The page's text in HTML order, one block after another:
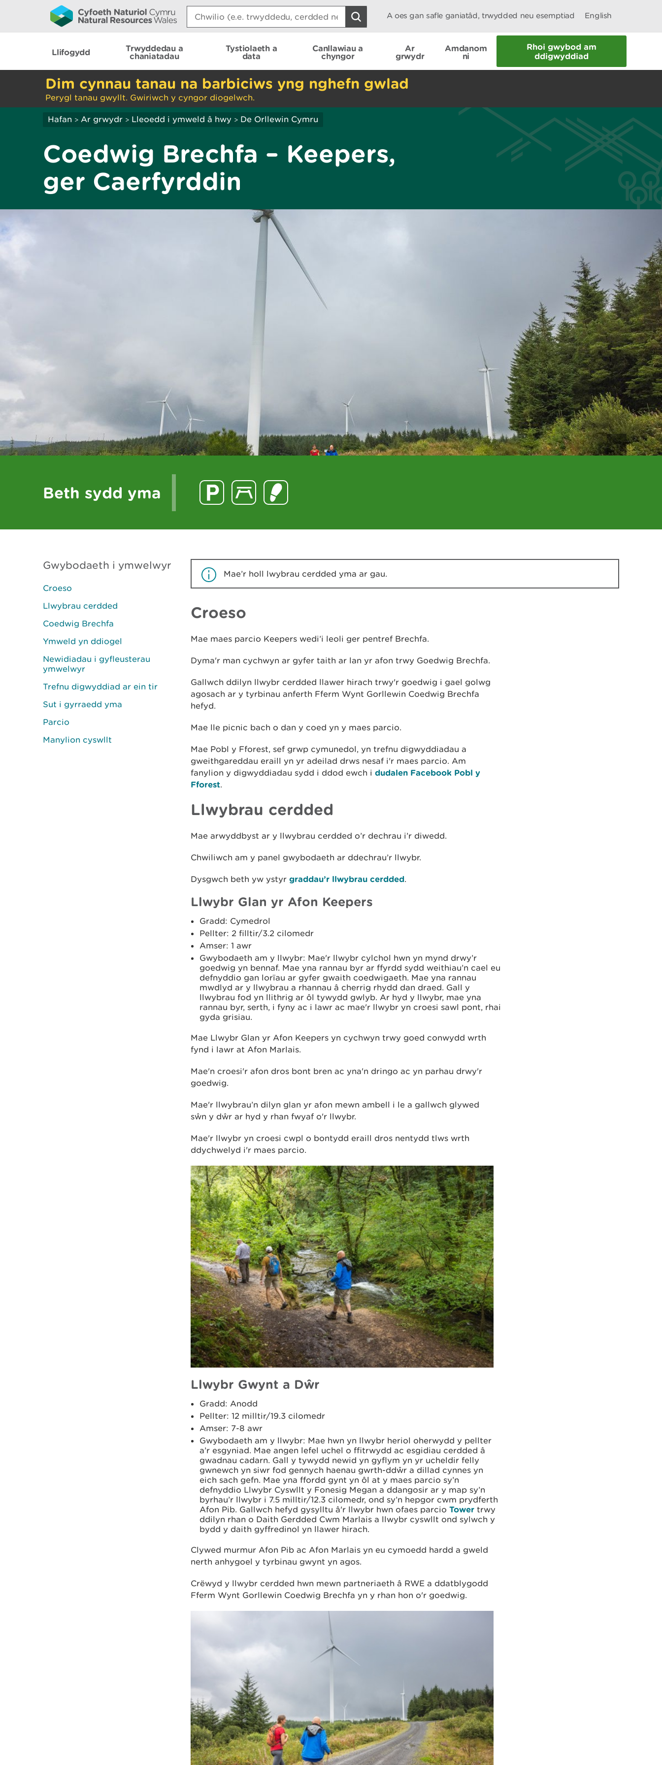
Search:
A oes gan safle ganiatâd, trwydded neu esemptiad English
Llifogydd
Trwyddedau a
chaniatadau
Tystiolaeth a
data
Canllawiau a
chyngor
Ar
grwydr
Amdanom
ni
Rhoi gwybod am
ddigwyddiad
Dim cynnau tanau na barbiciws yng nghefn gwlad
Perygl tanau gwyllt. Gwiriwch y cyngor diogelwch.
Hafan > Ar grwydr > Lleoedd i ymweld â hwy > De Orllewin Cymru
Coedwig Brechfa – Keepers,
ger Caerfyrddin
Beth sydd yma
Gwybodaeth i ymwelwyr
Croeso
Llwybrau cerdded
Coedwig Brechfa
Ymweld yn ddiogel
Newidiadau i gyfleusterau
ymwelwyr
Trefnu digwyddiad ar ein tir
Sut i gyrraedd yma
Parcio
Manylion cyswllt
Mae’r holl lwybrau cerdded yma ar gau.
Croeso
Mae maes parcio Keepers wedi’i leoli ger pentref Brechfa.
Dyma'r man cychwyn ar gyfer taith ar lan yr afon trwy Goedwig Brechfa.
Gallwch ddilyn llwybr cerdded llawer hirach trwy'r goedwig i gael golwg
agosach ar y tyrbinau anferth Fferm Wynt Gorllewin Coedwig Brechfa
hefyd.
Mae lle picnic bach o dan y coed yn y maes parcio.
Mae Pobl y Fforest, sef grwp cymunedol, yn trefnu digwyddiadau a
gweithgareddau eraill yn yr adeilad drws nesaf i'r maes parcio. Am
fanylion y digwyddiadau sydd i ddod ewch i dudalen Facebook Pobl y
Fforest.
Llwybrau cerdded
Mae arwyddbyst ar y llwybrau cerdded o’r dechrau i’r diwedd.
Chwiliwch am y panel gwybodaeth ar ddechrau’r llwybr.
Dysgwch beth yw ystyr graddau’r llwybrau cerdded.
Llwybr Glan yr Afon Keepers
Gradd: Cymedrol
Pellter: 2 filltir/3.2 cilomedr
Amser: 1 awr
Gwybodaeth am y llwybr: Mae'r llwybr cylchol hwn yn mynd drwy’r
goedwig yn bennaf. Mae yna rannau byr ar ffyrdd sydd weithiau’n cael eu
defnyddio gan lorïau ar gyfer gwaith coedwigaeth. Mae yna rannau
mwdlyd ar y llwybrau a rhannau â cherrig rhydd dan draed. Gall y
llwybrau fod yn llithrig ar ôl tywydd gwlyb. Ar hyd y llwybr, mae yna
rannau byr, serth, i fyny ac i lawr ac mae'r llwybr yn croesi sawl pont, rhai
gyda grisiau.
Mae Llwybr Glan yr Afon Keepers yn cychwyn trwy goed conwydd wrth
fynd i lawr at Afon Marlais.
Mae'n croesi'r afon dros bont bren ac yna'n dringo ac yn parhau drwy'r
goedwig.
Mae'r llwybrau’n dilyn glan yr afon mewn ambell i le a gallwch glywed
sŵn y dŵr ar hyd y rhan fwyaf o'r llwybr.
Mae'r llwybr yn croesi cwpl o bontydd eraill dros nentydd tlws wrth
ddychwelyd i'r maes parcio.
Llwybr Gwynt a Dŵr
Gradd: Anodd
Pellter: 12 milltir/19.3 cilomedr
Amser: 7-8 awr
Gwybodaeth am y llwybr: Mae hwn yn llwybr heriol oherwydd y pellter
a’r esgyniad. Mae angen lefel uchel o ffitrwydd ac esgidiau cerdded â
gwadnau cadarn. Gall y tywydd newid yn gyflym yn yr ucheldir felly
gwnewch yn siwr fod gennych haenau gwrth-ddŵr a dillad cynnes yn
eich sach gefn. Mae yna ffordd gynt yn ôl at y maes parcio sy’n
defnyddio Llwybr Cyswllt y Fonesig Megan a ddangosir ar y map sy’n
byrhau’r llwybr i 7.5 milltir/12.3 cilomedr, ond sy’n hepgor cwm prydferth
Afon Pib. Gallwch hefyd gysylltu â'r llwybr hwn ofaes parcio Tower trwy
ddilyn rhan o Daith Gerdded Cwm Marlais a llwybr cyswllt ond sylwch y
bydd y daith gyffredinol yn llawer hirach.
Clywed murmur Afon Pib ac Afon Marlais yn eu cymoedd hardd a gweld
nerth anhygoel y tyrbinau gwynt yn agos.
Crëwyd y llwybr cerdded hwn mewn partneriaeth â RWE a ddatblygodd
Fferm Wynt Gorllewin Coedwig Brechfa yn y rhan hon o'r goedwig.